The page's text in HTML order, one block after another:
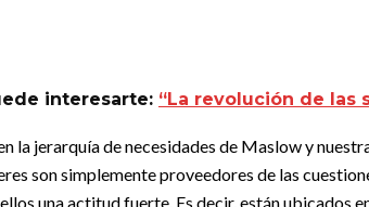
interesarte: “La revolución de las
la jerarquía de necesidades de Maslow y
son simplemente proveedores de las
una actitud fuerte. Es decir, están ubicados